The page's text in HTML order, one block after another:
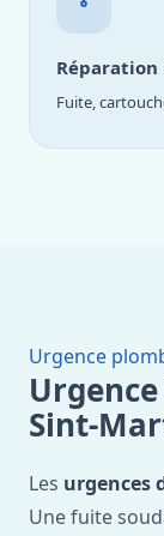
Fuite,
Urgence
Sint-
Les urgences
Une fuite